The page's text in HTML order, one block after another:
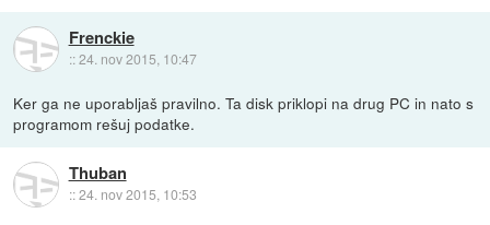
Frenckie
::24. nov 2015, 10:47
Ker ga ne uporabljaš pravilno. Ta disk priklopi na drug PC in nato s
programom rešuj podatke.
Thuban
::24. nov 2015, 10:53